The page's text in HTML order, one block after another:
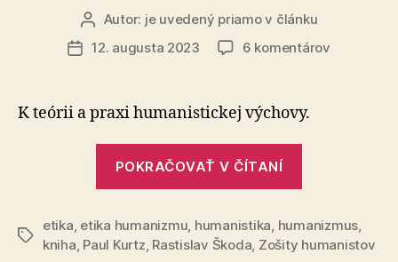
Autor
článku
Autor: je uvedený priamo v článku
Dátum
12. augusta 2023 6 komentárovna
časť)
K teórii a praxi humanistickej výchovy.
POKRAČOVAŤ V ČÍTANÍ
Zakázané
ovocie:
Značky
etika, etika humanizmu, humanistika, humanizmus,
kniha, Paul Kurtz, Rastislav Škoda, Zošity humanistov